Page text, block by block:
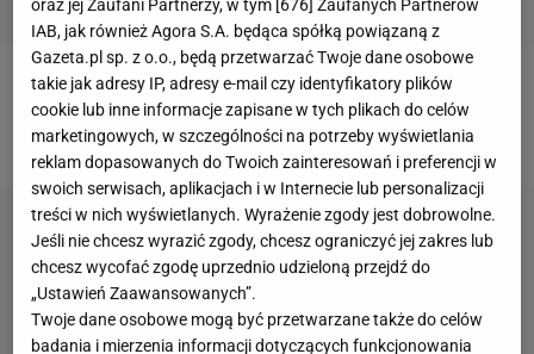
Chcesz wiedzieć wszystko o Developresie
Rzeszów? Wejdź na RZESZOW.SPORT.PL
oraz jej Zaufani Partnerzy, w tym [676] Zaufanych Partnerów
IAB, jak również Agora S.A. będąca spółką powiązaną z
Gazeta.pl sp. z o.o., będą przetwarzać Twoje dane osobowe
takie jak adresy IP, adresy e-mail czy identyfikatory plików
cookie lub inne informacje zapisane w tych plikach do celów
marketingowych, w szczególności na potrzeby wyświetlania
reklam dopasowanych do Twoich zainteresowań i preferencji w
swoich serwisach, aplikacjach i w Internecie lub personalizacji
treści w nich wyświetlanych. Wyrażenie zgody jest dobrowolne.
Jeśli nie chcesz wyrazić zgody, chcesz ograniczyć jej zakres lub
chcesz wycofać zgodę uprzednio udzieloną przejdź do
„Ustawień Zaawansowanych”.
Twoje dane osobowe mogą być przetwarzane także do celów
badania i mierzenia informacji dotyczących funkcjonowania